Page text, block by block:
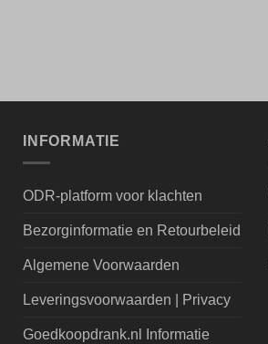
INFORMATIE
ODR-platform voor klachten
Bezorginformatie en Retourbeleid
Algemene Voorwaarden
Leveringsvoorwaarden | Privacy
Goedkoopdrank.nl Informatie